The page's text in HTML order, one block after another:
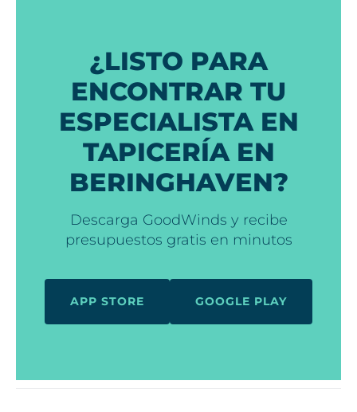
¿LISTO PARA
ENCONTRAR TU
ESPECIALISTA EN
TAPICERÍA EN
BERINGHAVEN?
Descarga GoodWinds y recibe
presupuestos gratis en minutos
APP STORE GOOGLE PLAY